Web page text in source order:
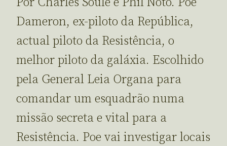
Dameron, ex-piloto da República,
actual piloto da Resistência, o
melhor piloto da galáxia. Escolhido
pela General Leia Organa para
comandar um esquadrão numa
missão secreta e vital para a
Resistência. Poe vai investigar locais